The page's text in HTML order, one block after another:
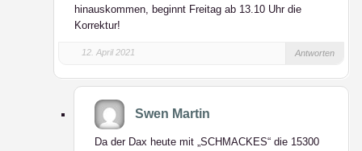
hinauskommen, beginnt Freitag ab 13.10 Uhr die
Korrektur!
12. April 2021 Antworten
Swen Martin
Da der Dax heute mit „SCHMACKES“ die 15300